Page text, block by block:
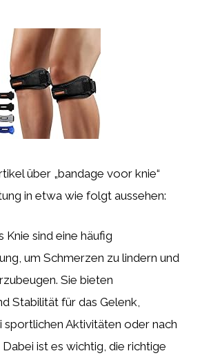
über „bandage voor knie“
in etwa wie folgt aussehen:
Knie sind eine häufig
um Schmerzen zu lindern und
Sie bieten
Stabilität für das Gelenk,
sportlichen Aktivitäten oder nach
ist es wichtig, die richtige